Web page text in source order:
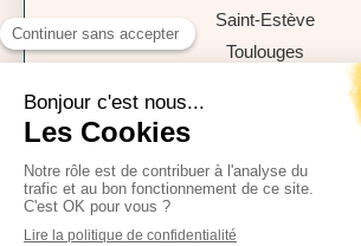
Saint-Estève
Toulouges
Port-Vendres et Banyuls-sur-
66350 Toulouges 06
Plan du site